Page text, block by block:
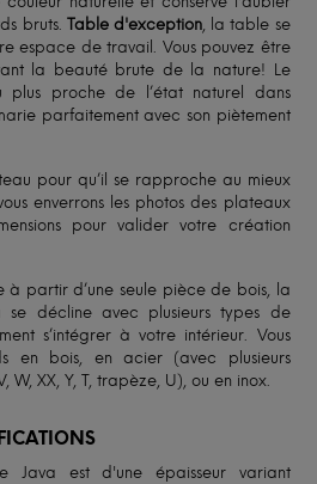
bruts. Table d'exception, la table se
espace de travail. Vous pouvez être
la beauté brute de la nature! Le
plus proche de l’état naturel dans
parfaitement avec son piètement
pour qu’il se rapproche au mieux
enverrons les photos des plateaux
pour valider votre création
à partir d’une seule pièce de bois, la
se décline avec plusieurs types de
s’intégrer à votre intérieur. Vous
en bois, en acier (avec plusieurs
W, XX, Y, T, trapèze, U), ou en inox.
est d'une épaisseur variant